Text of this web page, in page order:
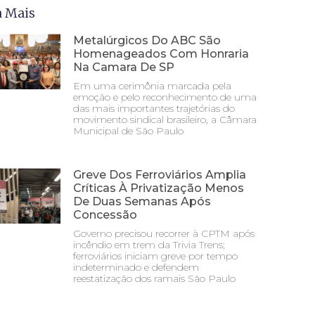
Mais
Metalúrgicos Do ABC São
Homenageados Com Honraria
Na Camara De SP
Em uma cerimônia marcada pela
emoção e pelo reconhecimento de uma
das mais importantes trajetórias do
movimento sindical brasileiro, a Câmara
Municipal de São Paulo
Greve Dos Ferroviários Amplia
Críticas À Privatização Menos
De Duas Semanas Após
Concessão
Governo precisou recorrer à CPTM após
incêndio em trem da Trivia Trens;
ferroviários iniciam greve por tempo
indeterminado e defendem
reestatização dos ramais São Paulo